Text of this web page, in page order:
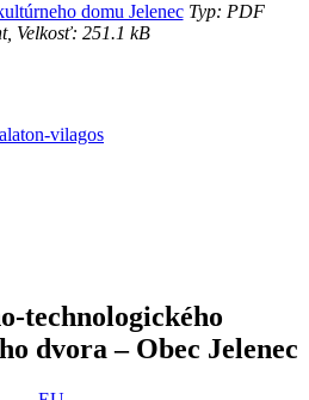
domu JelenecTyp: PDF
Velkosť: 251.1 kB
technologického
dvora – Obec Jelenec